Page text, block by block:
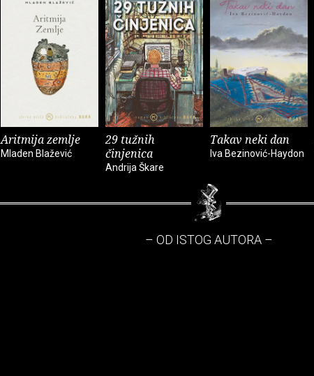
Aritmija zemlje
Mladen Blažević
29 tužnih
činjenica
Andrija Škare
Takav neki dan
Iva Bezinović-Haydon
– OD ISTOG AUTORA –